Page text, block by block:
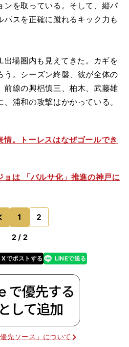
ンを取っている。そして、縦パ
パスを正確に蹴れるキック力も
場圏内も見えてきた。カギを
う。シーズン終盤、彼が全体の
前線の興梠慎三、柏木、武藤雄
浦和の攻撃はかかっている。
。トーレスはなぜゴールでき
は 「バルサ化」推進の神戸に
前
1 2
2 / 2
Xでポストする
line LINEで送る
先ソース」について